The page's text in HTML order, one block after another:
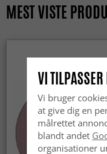
MEST VISTE
VI
Vi bruger
at give dig en
målrettet
blandt andet
organisationer